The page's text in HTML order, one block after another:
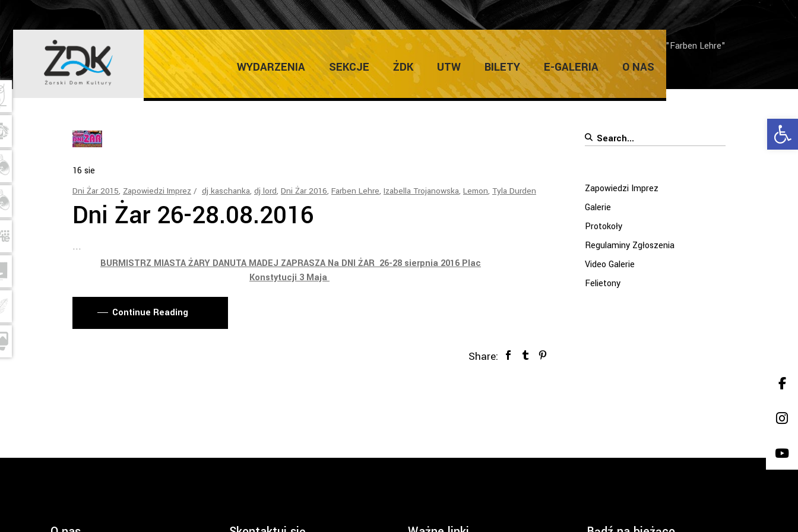
WYDARZENIA SEKCJE ŻDK UTW BILETY E-GALERIA O NAS
FARBEN LEHRE TAG Home/Posts tagged "Farben Lehre"
16 sie
Dni Żar 2015, Zapowiedzi Imprez dj kaschanka, dj lord, Dni Żar 2016, Farben Lehre, Izabella Trojanowska, Lemon, Tyla Durden
Dni Żar 26-28.08.2016
BURMISTRZ MIASTA ŻARY DANUTA MADEJ ZAPRASZA Na DNI ŻAR 26-28 sierpnia 2016 Plac
Konstytucji 3 Maja
Continue Reading
Share:
Search
Zapowiedzi Imprez
Galerie
Protokoły
Regulaminy Zgłoszenia
Video Galerie
Felietony